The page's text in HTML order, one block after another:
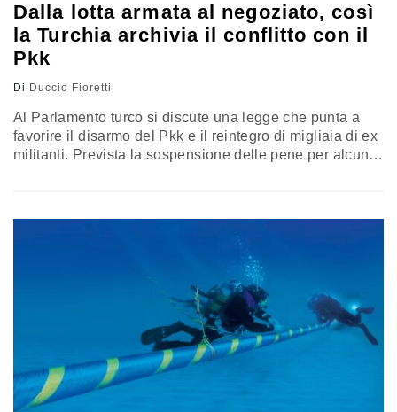
Dalla lotta armata al negoziato, così
la Turchia archivia il conflitto con il
Pkk
Di Duccio Fioretti
Al Parlamento turco si discute una legge che punta a
favorire il disarmo del Pkk e il reintegro di migliaia di ex
militanti. Prevista la sospensione delle pene per alcuni